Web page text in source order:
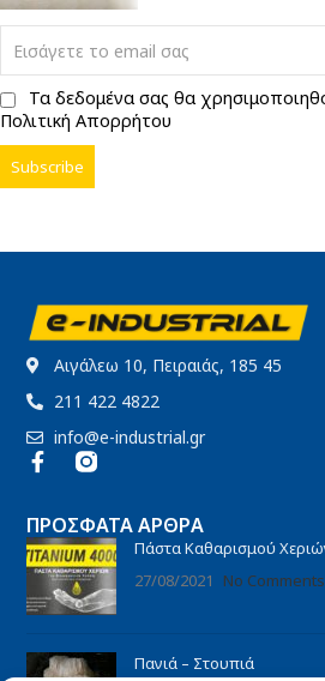
Τα δεδομένα σας θα
Πολιτική Απορρήτου
Αιγάλεω 10, Πειραιάς, 185 45
211 422 4822
info@e-industrial.gr
ΠΡΌΣΦΑΤΑ ΆΡΘΡΑ
Πάστα Καθαρισμού
27/08/2021
No Comments
Πανιά – Στουπιά